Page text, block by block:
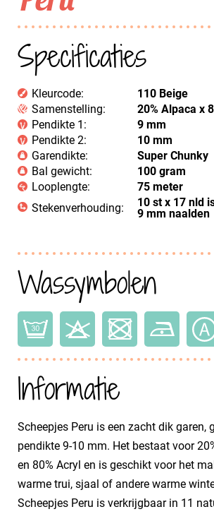
Specificaties
Kleurcode:
110 Beige
Samenstelling:
20% Alpaca x
Pendikte 1:
9 mm
Pendikte 2:
10 mm
Garendikte:
Super Chunky
Bal gewicht:
100 gram
Looplengte:
75 meter
Stekenverhouding:
10 st x 17 nld
9 mm naalden
Wassymbolen
Informatie
Scheepjes Peru is een zacht dik garen,
pendikte 9-10 mm. Het bestaat voor
en 80% Acryl en is geschikt voor het
warme trui, sjaal of andere warme
Scheepjes Peru is verkrijgbaar in 11